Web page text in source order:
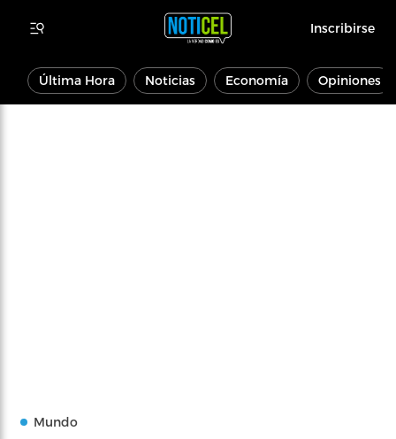
Inscribirse
Última Hora Noticias Economía Opiniones
Mundo